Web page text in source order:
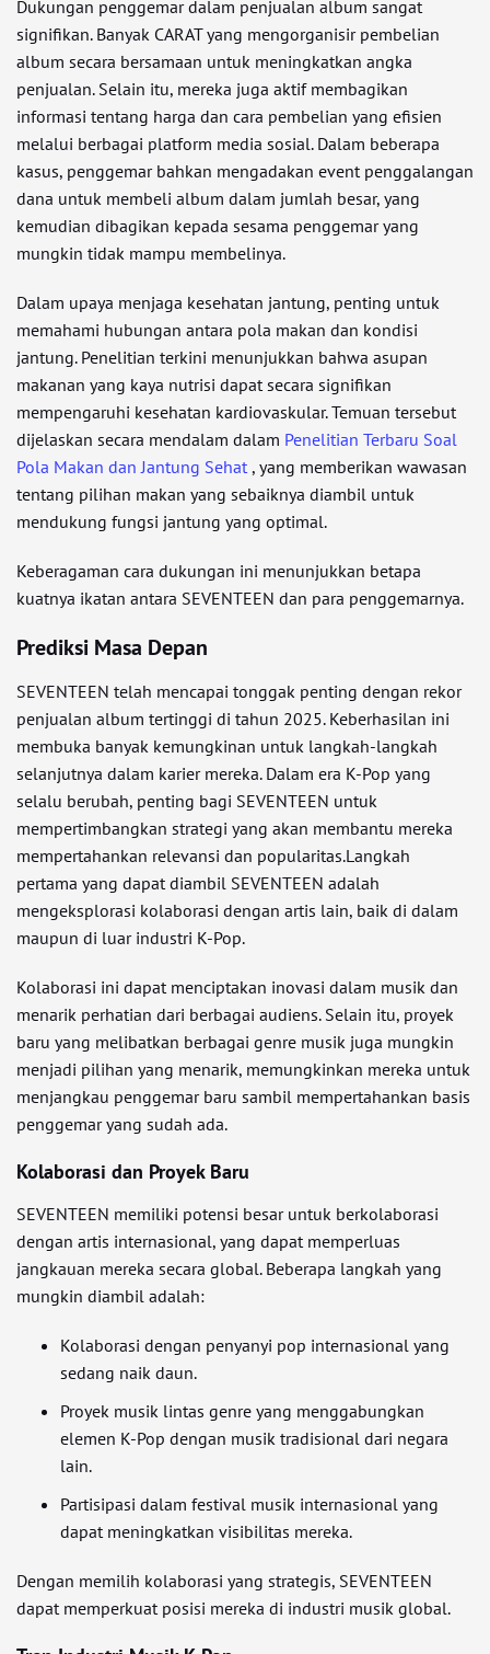
Dukungan penggemar dalam penjualan album sangat
signifikan. Banyak CARAT yang mengorganisir pembelian
album secara bersamaan untuk meningkatkan angka
penjualan. Selain itu, mereka juga aktif membagikan
informasi tentang harga dan cara pembelian yang efisien
melalui berbagai platform media sosial. Dalam beberapa
kasus, penggemar bahkan mengadakan event penggalangan
dana untuk membeli album dalam jumlah besar, yang
kemudian dibagikan kepada sesama penggemar yang
mungkin tidak mampu membelinya.
Dalam upaya menjaga kesehatan jantung, penting untuk
memahami hubungan antara pola makan dan kondisi
jantung. Penelitian terkini menunjukkan bahwa asupan
makanan yang kaya nutrisi dapat secara signifikan
mempengaruhi kesehatan kardiovaskular. Temuan tersebut
dijelaskan secara mendalam dalam Penelitian Terbaru Soal
Pola Makan dan Jantung Sehat , yang memberikan wawasan
tentang pilihan makan yang sebaiknya diambil untuk
mendukung fungsi jantung yang optimal.
Keberagaman cara dukungan ini menunjukkan betapa
kuatnya ikatan antara SEVENTEEN dan para penggemarnya.
Prediksi Masa Depan
SEVENTEEN telah mencapai tonggak penting dengan rekor
penjualan album tertinggi di tahun 2025. Keberhasilan ini
membuka banyak kemungkinan untuk langkah-langkah
selanjutnya dalam karier mereka. Dalam era K-Pop yang
selalu berubah, penting bagi SEVENTEEN untuk
mempertimbangkan strategi yang akan membantu mereka
mempertahankan relevansi dan popularitas.Langkah
pertama yang dapat diambil SEVENTEEN adalah
mengeksplorasi kolaborasi dengan artis lain, baik di dalam
maupun di luar industri K-Pop.
Kolaborasi ini dapat menciptakan inovasi dalam musik dan
menarik perhatian dari berbagai audiens. Selain itu, proyek
baru yang melibatkan berbagai genre musik juga mungkin
menjadi pilihan yang menarik, memungkinkan mereka untuk
menjangkau penggemar baru sambil mempertahankan basis
penggemar yang sudah ada.
Kolaborasi dan Proyek Baru
SEVENTEEN memiliki potensi besar untuk berkolaborasi
dengan artis internasional, yang dapat memperluas
jangkauan mereka secara global. Beberapa langkah yang
mungkin diambil adalah:
Kolaborasi dengan penyanyi pop internasional yang
sedang naik daun.
Proyek musik lintas genre yang menggabungkan
elemen K-Pop dengan musik tradisional dari negara
lain.
Partisipasi dalam festival musik internasional yang
dapat meningkatkan visibilitas mereka.
Dengan memilih kolaborasi yang strategis, SEVENTEEN
dapat memperkuat posisi mereka di industri musik global.